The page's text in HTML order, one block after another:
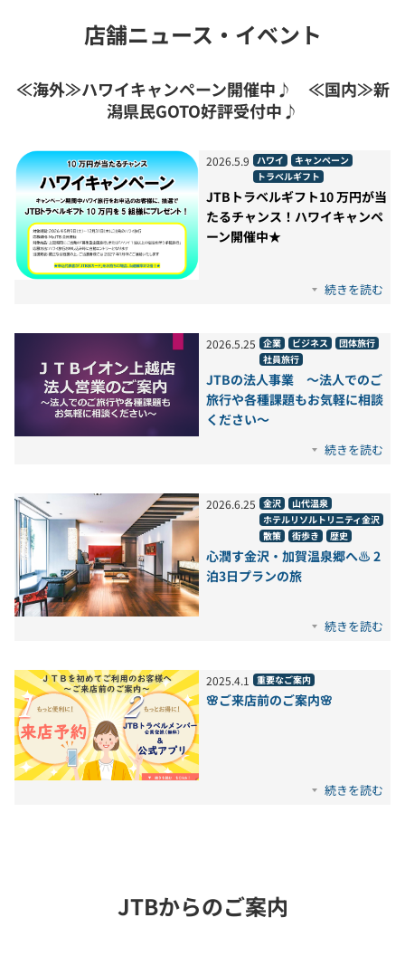
店舗ニュース・イベント
≪海外≫ハワイキャンペーン開催中♪ ≪国内≫新
潟県民GOTO好評受付中♪
2026.5.9 ハワイ
キャンペーン
トラベルギフト
JTBトラベルギフト10 万円が当
たるチャンス！ハワイキャンペ
ーン開催中★
続きを読む
2026.5.25 企業 ビジネス
団体旅行
社員旅行
JTBの法人事業 ～法人でのご
旅行や各種課題もお気軽に相談
ください～
続きを読む
2026.6.25 金沢
山代温泉
ホテルリソルトリニティ金沢
散策
街歩き 歴史
心潤す金沢・加賀温泉郷へ♨️ 2
泊3日プランの旅
続きを読む
2025.4.1 重要なご案内
🌸ご来店前のご案内🌸
続きを読む
JTBからのご案内